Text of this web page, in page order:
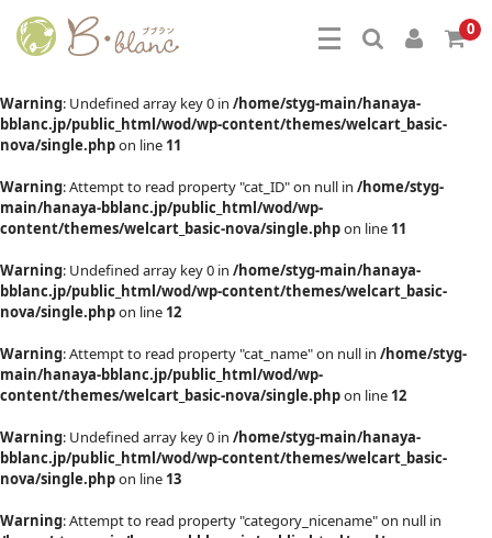
0
Warning: Undefined array key 0 in /home/styg-main/hanaya-
bblanc.jp/public_html/wod/wp-content/themes/welcart_basic-
nova/single.phpon line 11
Warning: Attempt to read property "cat_ID" on null in /home/styg-
main/hanaya-bblanc.jp/public_html/wod/wp-
content/themes/welcart_basic-nova/single.phpon line 11
Warning: Undefined array key 0 in /home/styg-main/hanaya-
bblanc.jp/public_html/wod/wp-content/themes/welcart_basic-
nova/single.phpon line 12
Warning: Attempt to read property "cat_name" on null in /home/styg-
main/hanaya-bblanc.jp/public_html/wod/wp-
content/themes/welcart_basic-nova/single.phpon line 12
Warning: Undefined array key 0 in /home/styg-main/hanaya-
bblanc.jp/public_html/wod/wp-content/themes/welcart_basic-
nova/single.phpon line 13
Warning: Attempt to read property "category_nicename" on null in